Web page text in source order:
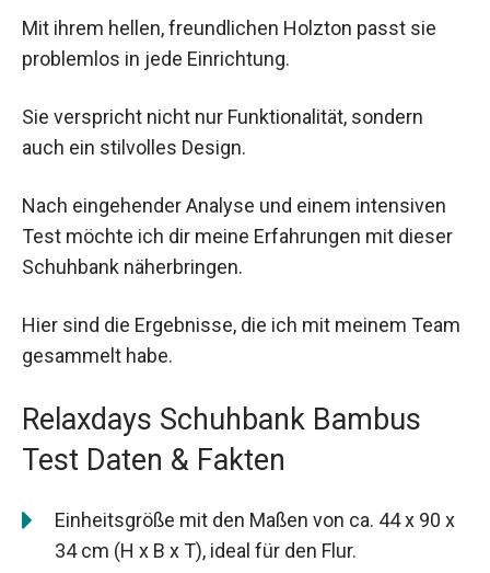
Mit ihrem hellen, freundlichen Holzton passt sie
problemlos in jede Einrichtung.
Sie verspricht nicht nur Funktionalität, sondern
auch ein stilvolles Design.
Nach eingehender Analyse und einem intensiven
Test möchte ich dir meine Erfahrungen mit dieser
Schuhbank näherbringen.
Hier sind die Ergebnisse, die ich mit meinem Team
gesammelt habe.
Relaxdays Schuhbank Bambus
Test Daten & Fakten
Einheitsgröße mit den Maßen von ca. 44 x 90 x
34 cm (H x B x T), ideal für den Flur.